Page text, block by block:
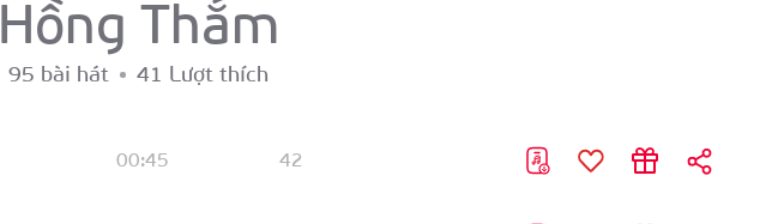
Hồng Thắm
95 bài hát 41 Lượt thích
00:45 42